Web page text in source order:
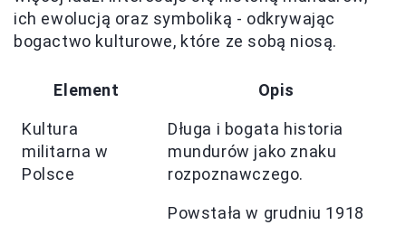
ich ewolucją oraz symboliką - odkrywając
bogactwo kulturowe, które ze sobą niosą.
Element Opis
Kultura
militarna w
Polsce
Długa i bogata historia
mundurów jako znaku
rozpoznawczego.
Powstała w grudniu 1918